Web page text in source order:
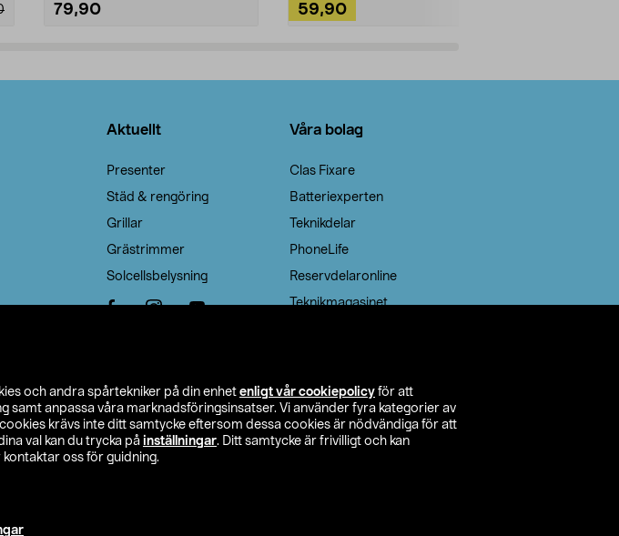
och andra spårtekniker på din enhet enligt vår cookiepolicy för att
anpassa våra marknadsföringsinsatser. Vi använder fyra kategorier av
krävs inte ditt samtycke eftersom dessa cookies är nödvändiga för att
val kan du trycka på inställningar. Ditt samtycke är frivilligt och kan
oss för guidning.
79,90 59,90
Aktuellt
Presenter
Städ & rengöring
Grillar
Grästrimmer
Solcellsbelysning
Våra bolag
Clas Fixare
Batteriexperten
Teknikdelar
PhoneLife
Reservdelaronline
Teknikmagasinet